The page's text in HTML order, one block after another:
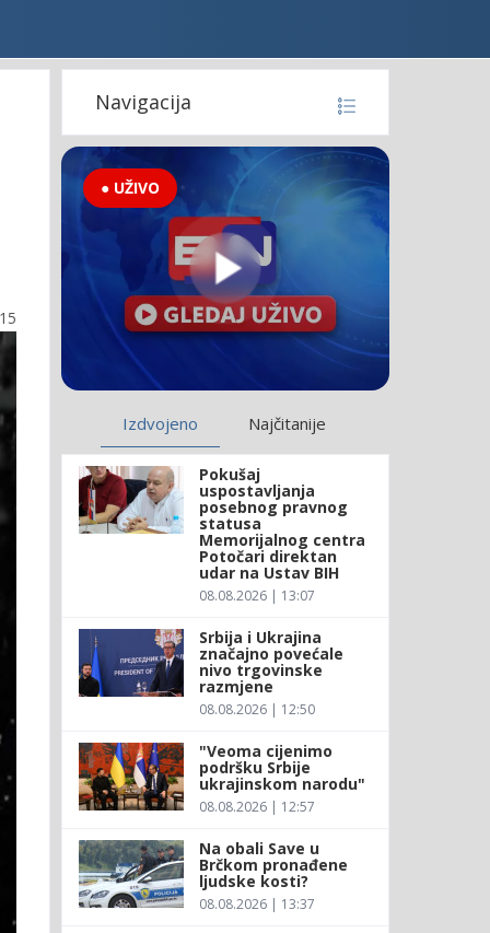
Navigacija
● UŽIVO
Izdvojeno Najčitanije
Pokušaj
uspostavljanja
posebnog pravnog
statusa
Memorijalnog centra
Potočari direktan
udar na Ustav BIH
08.08.2026 | 13:07
Srbija i Ukrajina
značajno povećale
nivo trgovinske
razmjene
08.08.2026 | 12:50
"Veoma cijenimo
podršku Srbije
ukrajinskom narodu"
08.08.2026 | 12:57
Na obali Save u
Brčkom pronađene
ljudske kosti?
08.08.2026 | 13:37